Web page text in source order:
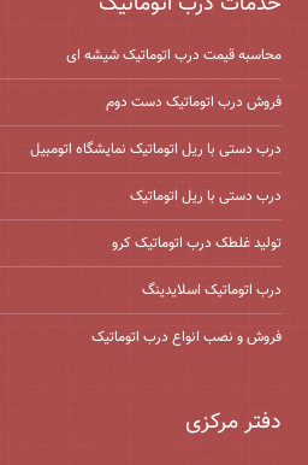
محاسبه قیمت درب اتوماتیک شیشه ‌ای
فروش درب اتوماتیک دست دوم
درب دستی با ریل اتوماتیک نمایشگاه اتومبیل
درب دستی با ریل اتوماتیک
تولید غلطک درب اتوماتیک کرو
درب اتوماتیک اسلایدینگ
فروش و نصب انواع درب اتوماتیک
دفتر مرکزی